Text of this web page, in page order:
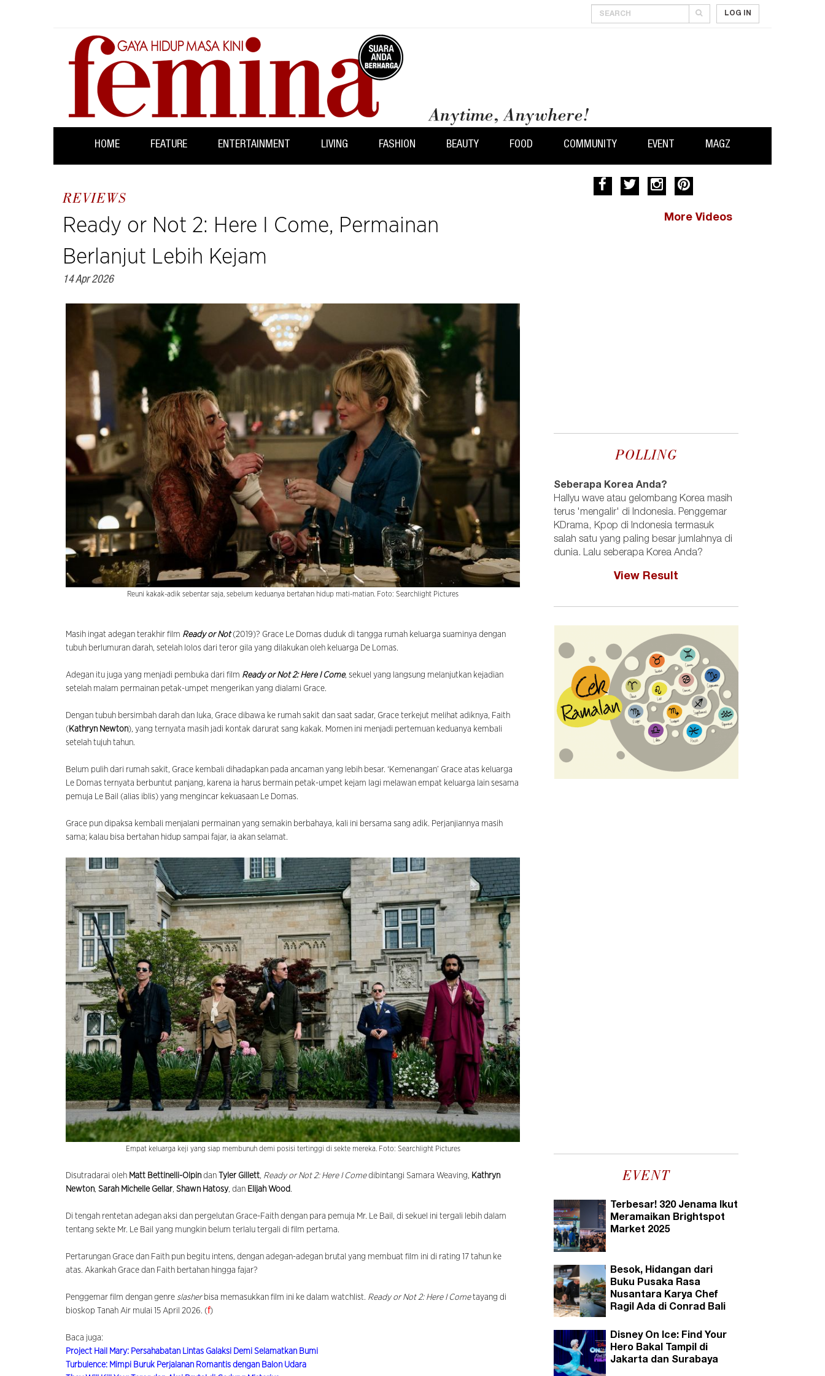
LOG IN
HOME FEATURE ENTERTAINMENT LIVING FASHION BEAUTY FOOD COMMUNITY EVENT MAGZ
REVIEWS
Ready or Not 2: Here I Come, Permainan
Berlanjut Lebih Kejam
14 Apr 2026
Reuni kakak-adik sebentar saja, sebelum keduanya bertahan hidup mati-matian. Foto: Searchlight Pictures
Masih ingat adegan terakhir film Ready or Not(2019)? Grace Le Domas duduk di tangga rumah keluarga suaminya dengan
tubuh berlumuran darah, setelah lolos dari teror gila yang dilakukan oleh keluarga De Lomas.
Adegan itu juga yang menjadi pembuka dari film Ready or Not 2: Here I Come, sekuel yang langsung melanjutkan kejadian
setelah malam permainan petak-umpet mengerikan yang dialami Grace.
Dengan tubuh bersimbah darah dan luka, Grace dibawa ke rumah sakit dan saat sadar, Grace terkejut melihat adiknya, Faith
( Kathryn Newton), yang ternyata masih jadi kontak darurat sang kakak. Momen ini menjadi pertemuan keduanya kembali
setelah tujuh tahun.
Belum pulih dari rumah sakit, Grace kembali dihadapkan pada ancaman yang lebih besar. ‘Kemenangan’ Grace atas keluarga
Le Domas ternyata berbuntut panjang, karena ia harus bermain petak-umpet kejam lagi melawan empat keluarga lain sesama
pemuja Le Bail (alias iblis) yang mengincar kekuasaan Le Domas.
Grace pun dipaksa kembali menjalani permainan yang semakin berbahaya, kali ini bersama sang adik. Perjanjiannya masih
sama; kalau bisa bertahan hidup sampai fajar, ia akan selamat.
Empat keluarga keji yang siap membunuh demi posisi tertinggi di sekte mereka. Foto: Searchlight Pictures
Disutradarai oleh Matt Bettinelli-Olpin dan Tyler Gillett, Ready or Not 2: Here I Comedibintangi Samara Weaving, Kathryn
Newton, Sarah Michelle Gellar, Shawn Hatosy, dan Elijah Wood.
Di tengah rentetan adegan aksi dan pergelutan Grace-Faith dengan para pemuja Mr. Le Bail, di sekuel ini tergali lebih dalam
tentang sekte Mr. Le Bail yang mungkin belum terlalu tergali di film pertama.
Pertarungan Grace dan Faith pun begitu intens, dengan adegan-adegan brutal yang membuat film ini di rating 17 tahun ke
atas. Akankah Grace dan Faith bertahan hingga fajar?
Penggemar film dengan genre slasher bisa memasukkan film ini ke dalam watchlist. Ready or Not 2: Here I Cometayang di
bioskop Tanah Air mulai 15 April 2026. (f)
Baca juga:
Project Hail Mary: Persahabatan Lintas Galaksi Demi Selamatkan Bumi
Turbulence: Mimpi Buruk Perjalanan Romantis dengan Balon Udara
More Videos
POLLING
Seberapa Korea Anda?
Hallyu wave atau gelombang Korea masih
terus 'mengalir' di Indonesia. Penggemar
KDrama, Kpop di Indonesia termasuk
salah satu yang paling besar jumlahnya di
dunia. Lalu seberapa Korea Anda?
View Result
EVENT
Terbesar! 320 Jenama Ikut
Meramaikan Brightspot
Market 2025
Besok, Hidangan dari
Buku Pusaka Rasa
Nusantara Karya Chef
Ragil Ada di Conrad Bali
Disney On Ice: Find Your
Hero Bakal Tampil di
Jakarta dan Surabaya